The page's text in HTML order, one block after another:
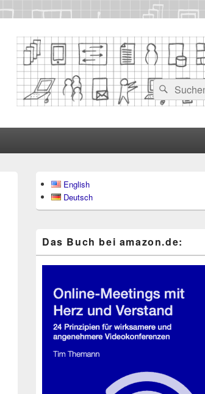
Suchen
nach:
Suchen
Seitenleisten-
Widgetbereich
English
Deutsch
Das Buch bei ama​zon​.de: